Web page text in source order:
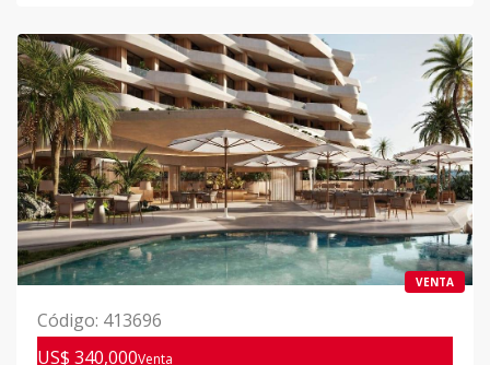
VENTA
Código: 413696
US$ 340,000Venta